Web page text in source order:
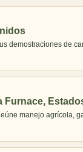
demostraciones de
Furnace,
manejo agrícola,